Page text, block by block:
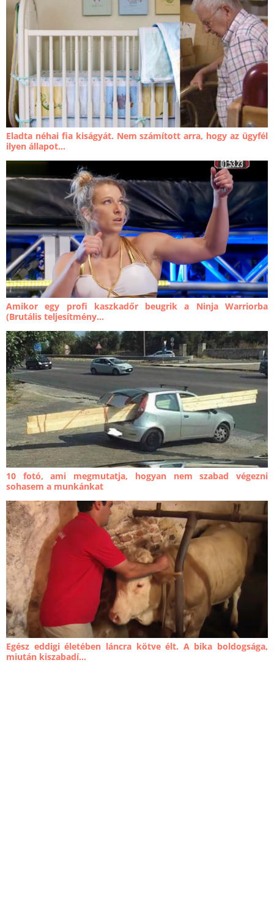
Eladta néhai fia kiságyát. Nem számított arra, hogy az ügyfél
ilyen állapot...
Amikor egy profi kaszkadőr beugrik a Ninja Warriorba
(Brutális teljesítmény...
10 fotó, ami megmutatja, hogyan nem szabad végezni
sohasem a munkánkat
Egész eddigi életében láncra kötve élt. A bika boldogsága,
miután kiszabadí...